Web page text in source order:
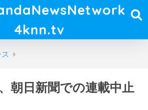
4knn.tv
朝日新聞での連載中止